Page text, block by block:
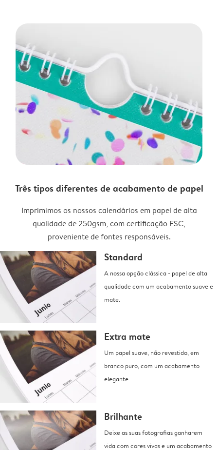
Três tipos diferentes de acabamento de papel
Imprimimos os nossos calendários em papel de alta
qualidade de 250gsm, com certificação FSC,
proveniente de fontes responsáveis.
Standard
A nossa opção clássica - papel de alta
qualidade com um acabamento suave e
mate.
Extra mate
Um papel suave, não revestido, em
branco puro, com um acabamento
elegante.
Brilhante
Deixe as suas fotografias ganharem
vida com cores vivas e um acabamento